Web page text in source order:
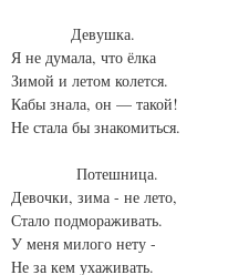
Девушка.
Я не думала, что ёлка
Зимой и летом колется.
Кабы знала, он — такой!
Не стала бы знакомиться.
Потешница.
Девочки, зима - не лето,
Стало подмораживать.
У меня милого нету -
Не за кем ухаживать.